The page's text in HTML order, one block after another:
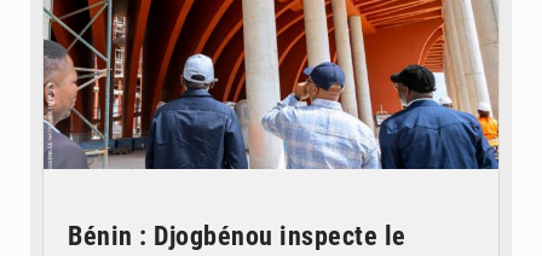
Bénin : Djogbénou inspecte le